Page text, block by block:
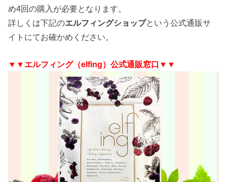
め4回の購入が必要となります。
詳しくは下記のエルフィングショップという公式通販サ
イトにてお確かめください。
▼▼エルフィング（elfing）公式通販窓口▼▼